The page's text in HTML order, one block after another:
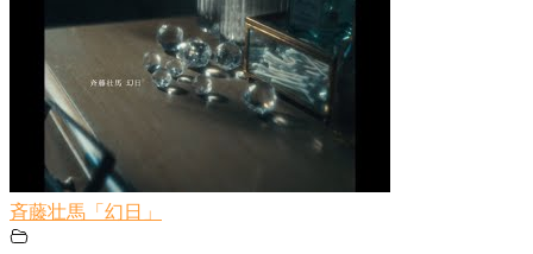
斉藤壮馬「幻日」